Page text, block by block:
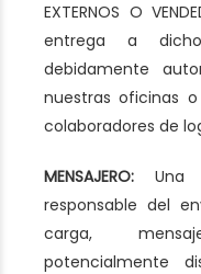
EXTERNOS O
entrega a
debidamente
nuestras oficinas
colaboradores de
MENSAJERO: Una
responsable del
carga,
potencialmente